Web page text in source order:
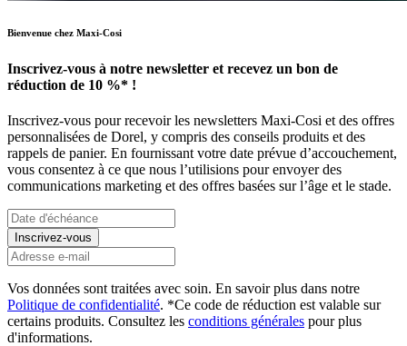
Bienvenue chez Maxi-Cosi
Inscrivez-vous à notre newsletter et recevez un bon de
réduction de 10 %* !
Inscrivez-vous pour recevoir les newsletters Maxi-Cosi et des offres
personnalisées de Dorel, y compris des conseils produits et des
rappels de panier. En fournissant votre date prévue d’accouchement,
vous consentez à ce que nous l’utilisions pour envoyer des
communications marketing et des offres basées sur l’âge et le stade.
Inscrivez-vous
Vos données sont traitées avec soin. En savoir plus dans notre
Politique de confidentialité. *Ce code de réduction est valable sur
certains produits. Consultez les conditions générales pour plus
d'informations.